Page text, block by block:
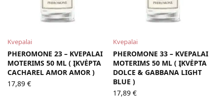
Kvepalai
PHEROMONE 23 – KVEPALAI
MOTERIMS 50 ML ( ĮKVĖPTA
CACHAREL AMOR AMOR )
17,89 €
Kvepalai
PHEROMONE 33 – KVEPALAI
MOTERIMS 50 ML ( ĮKVĖPTA
DOLCE & GABBANA LIGHT
BLUE )
17,89 €